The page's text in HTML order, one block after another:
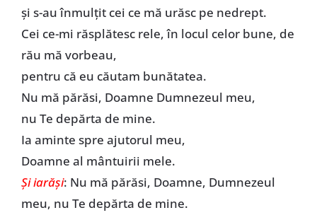
și s-au înmulțit cei ce mă urăsc pe nedrept.
Cei ce-mi răsplătesc rele, în locul celor bune, de
rău mă vorbeau,
pentru că eu căutam bunătatea.
Nu mă părăsi, Doamne Dumnezeul meu,
nu Te depărta de mine.
Ia aminte spre ajutorul meu,
Doamne al mântuirii mele.
Și iarăși: Nu mă părăsi, Doamne, Dumnezeul
meu, nu Te depărta de mine.